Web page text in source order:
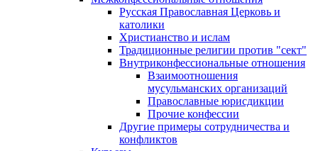
Русская Православная Церковь и
католики
Христианство и ислам
Традиционные религии против "сект"
Внутриконфессиональные отношения
Взаимоотношения
мусульманских организаций
Православные юрисдикции
Прочие конфессии
Другие примеры сотрудничества и
конфликтов